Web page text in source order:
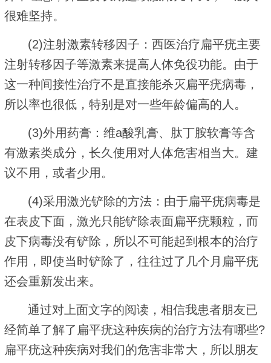
很难坚持。
(2)注射激素转移因子：西医治疗扁平疣主要
注射转移因子等激素来提高人体免役功能。由于
这一种间接性治疗不是直接能杀灭扁平疣病毒，
所以率也很低，特别是对一些年龄偏高的人。
(3)外用药膏：维a酸乳膏、肽丁胺软膏等含
有激素类成分，长久使用对人体危害相当大。建
议不用，或者少用。
(4)采用激光铲除的方法：由于扁平疣病毒是
在表皮下面，激光只能铲除表面扁平疣颗粒，而
皮下病毒没有铲除，所以不可能起到根本的治疗
作用，即使当时铲除了，往往过了几个月扁平疣
还会重新发出来。
通过对上面文字的阅读，相信我患者朋友已
经简单了解了扁平疣这种疾病的治疗方法有哪些?
扁平疣这种疾病对我们的危害非常大，所以朋友